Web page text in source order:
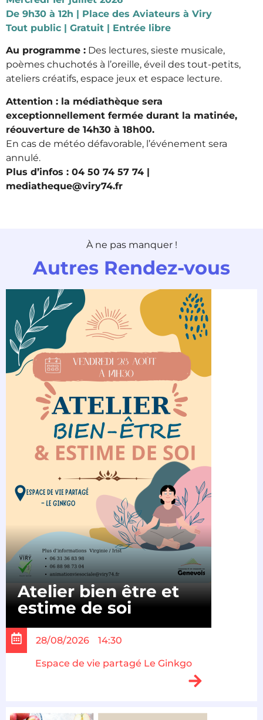
De 9h30 à 12h | Place des Aviateurs à Viry
Tout public | Gratuit | Entrée libre
Au programme : Des lectures, sieste musicale,
poèmes chuchotés à l’oreille, éveil des tout-petits,
ateliers créatifs, espace jeux et espace lecture.
Attention : la médiathèque sera
exceptionnellement fermée durant la matinée,
réouverture de 14h30 à 18h00.
En cas de météo défavorable, l’événement sera
annulé.
Plus d’infos : 04 50 74 57 74 |
mediatheque@viry74.fr
À ne pas manquer !
Autres Rendez-vous
Atelier bien être et
estime de soi
28/08/2026 14:30
Espace de vie partagé Le Ginkgo